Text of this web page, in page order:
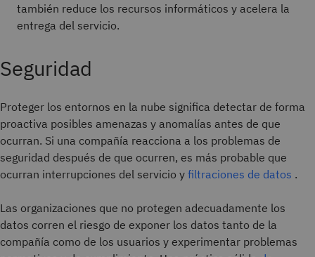
también reduce los recursos informáticos y acelera la
entrega del servicio.
Seguridad
Proteger los entornos en la nube significa detectar de forma
proactiva posibles amenazas y anomalías antes de que
ocurran. Si una compañía reacciona a los problemas de
seguridad después de que ocurren, es más probable que
ocurran interrupciones del servicio y filtraciones de datos .
Las organizaciones que no protegen adecuadamente los
datos corren el riesgo de exponer los datos tanto de la
compañía como de los usuarios y experimentar problemas